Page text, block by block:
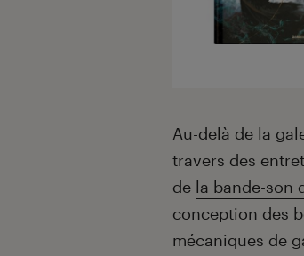
Au-delà de la
travers des
de la bande-son
conception des
mécaniques de